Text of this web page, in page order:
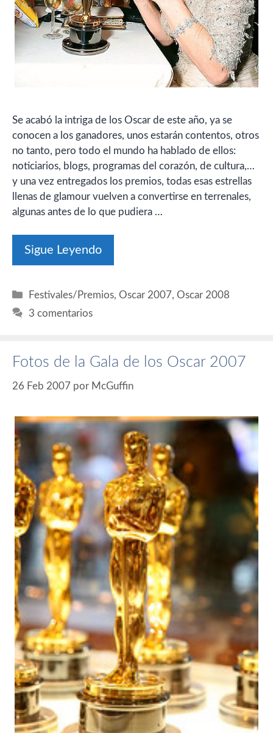
Se acabó la intriga de los Oscar de este año, ya se
conocen a los ganadores, unos estarán contentos, otros
no tanto, pero todo el mundo ha hablado de ellos:
noticiarios, blogs, programas del corazón, de cultura,…
y una vez entregados los premios, todas esas estrellas
llenas de glamour vuelven a convertirse en terrenales,
algunas antes de lo que pudiera …
Sigue Leyendo
Categorías
Festivales/Premios,Oscar 2007,Oscar 2008
3 comentarios
Fotos de la Gala de los Oscar 2007
26 Feb 2007 por McGuffin